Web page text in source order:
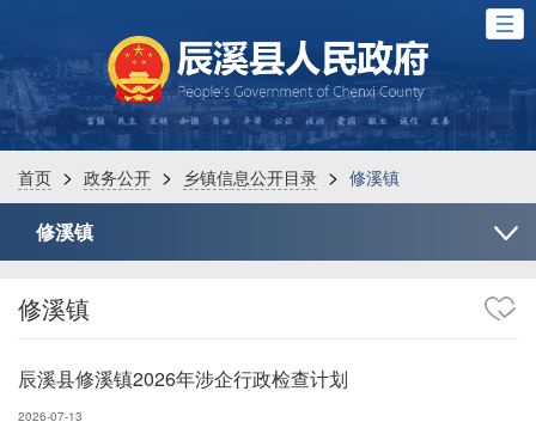
首页 > 政务公开 > 乡镇信息公开目录 > 修溪镇
修溪镇
修溪镇
辰溪县修溪镇2026年涉企行政检查计划
2026-07-13